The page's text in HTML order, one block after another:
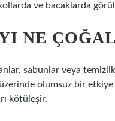
ve bacaklarda
NE
sabunlar veya
olumsuz bir
kötüleşir.